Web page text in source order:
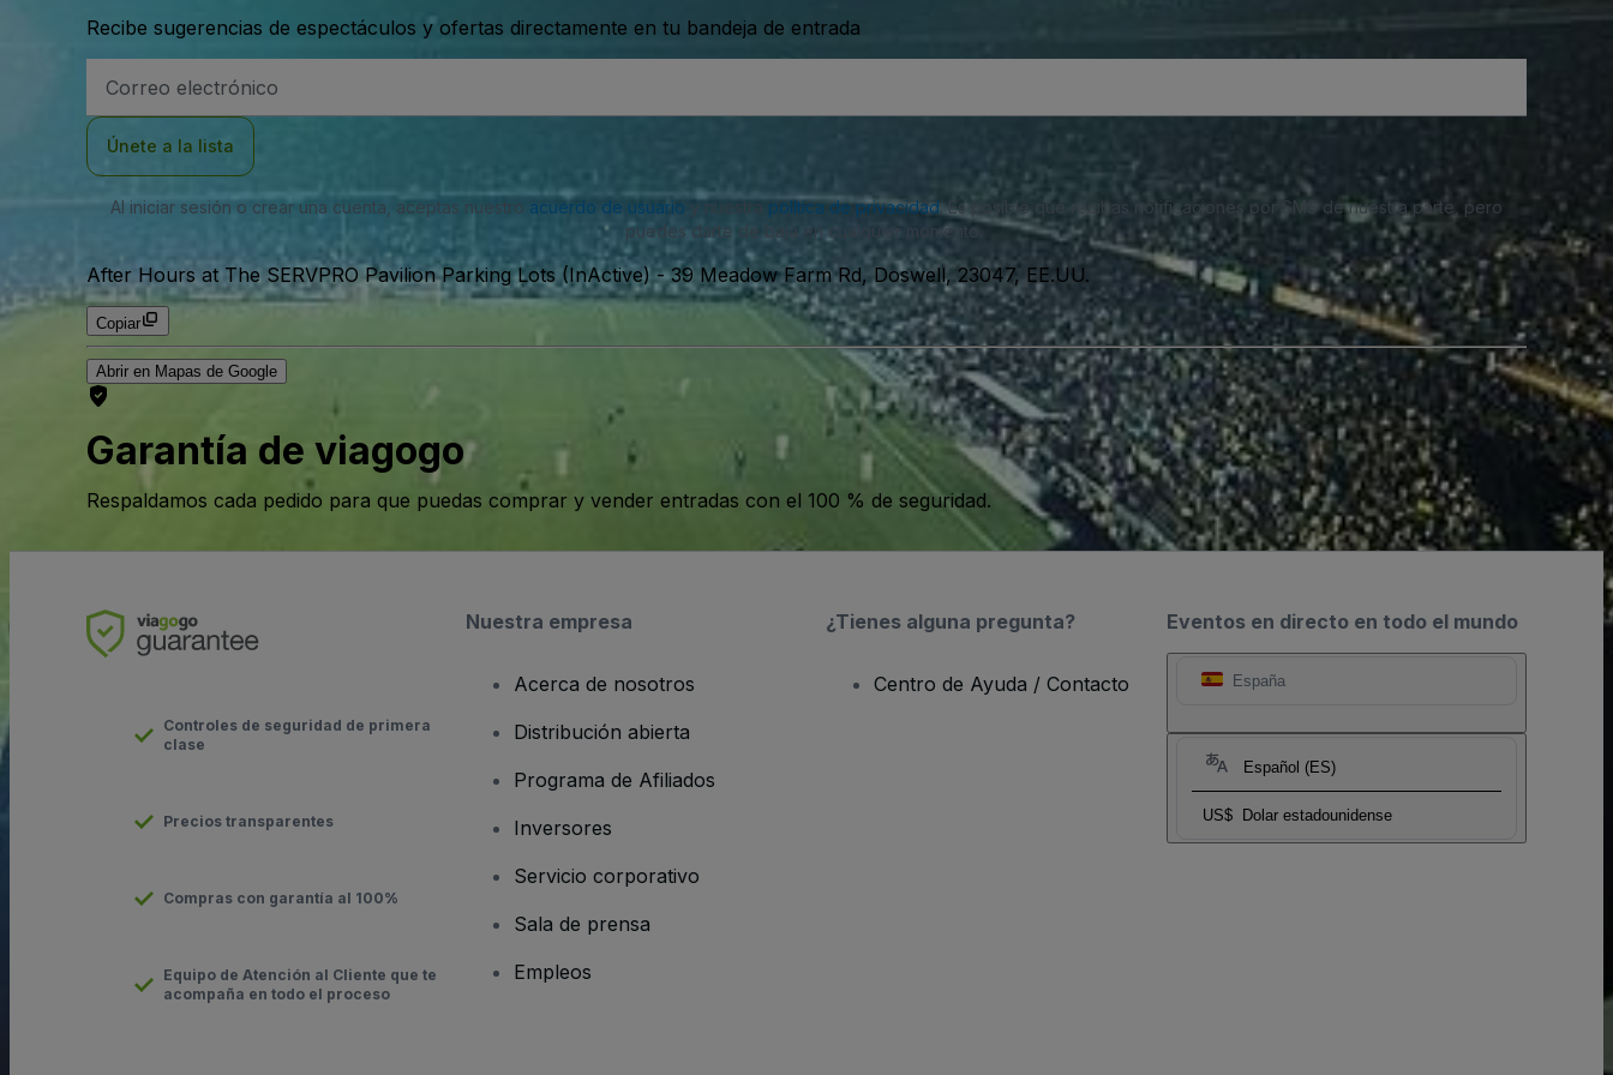
Recibe sugerencias de espectáculos y ofertas directamente en tu bandeja de entrada
de
Únete a la lista
Al iniciar sesión o crear una cuenta, aceptas nuestro acuerdo de usuario y nuestra política de privacidad. Es posible que recibas notificaciones por SMS de nuestra parte, pero
puedes darte de baja en cualquier momento.
After Hours at The SERVPRO Pavilion Parking Lots (InActive) -39 Meadow Farm Rd, Doswell, 23047, EE.UU.
Copiar
Abrir en Mapas de Google
Garantía de viagogo
Respaldamos cada pedido para que puedas comprar y vender entradas con el 100 % de seguridad.
Eventos en directo en todo el mundo
España
Español (ES)
US$ Dolar estadounidense
Controles de seguridad de primera
clase
Precios transparentes
Compras con garantía al 100%
Equipo de Atención al Cliente que te
acompaña en todo el proceso
Nuestra empresa
Acerca de nosotros
Distribución abierta
Programa de Afiliados
Inversores
Servicio corporativo
Sala de prensa
Empleos
¿Tienes alguna pregunta?
Centro de Ayuda / Contacto